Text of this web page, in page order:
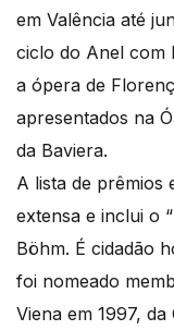
em Valência até
ciclo do Anel com
a ópera de
apresentados na
da Baviera.
A lista de prêmios
extensa e inclui o
Böhm. É cidadão
foi nomeado
Viena em 1997,